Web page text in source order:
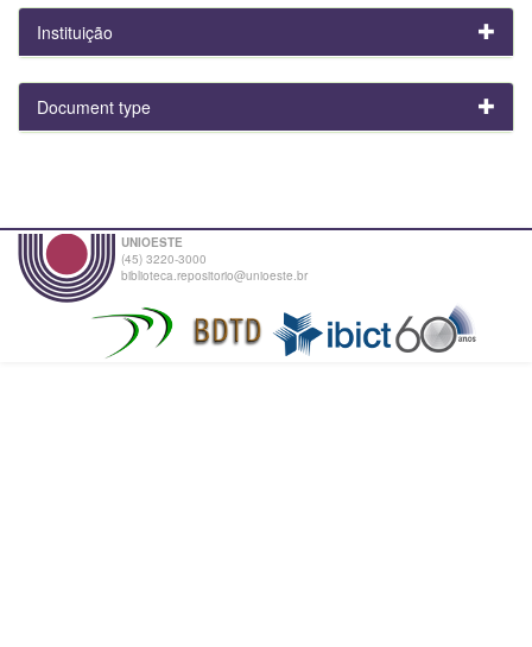
Instituição
Document type
UNIOESTE
(45) 3220-3000
biblioteca.repositorio@unioeste.br